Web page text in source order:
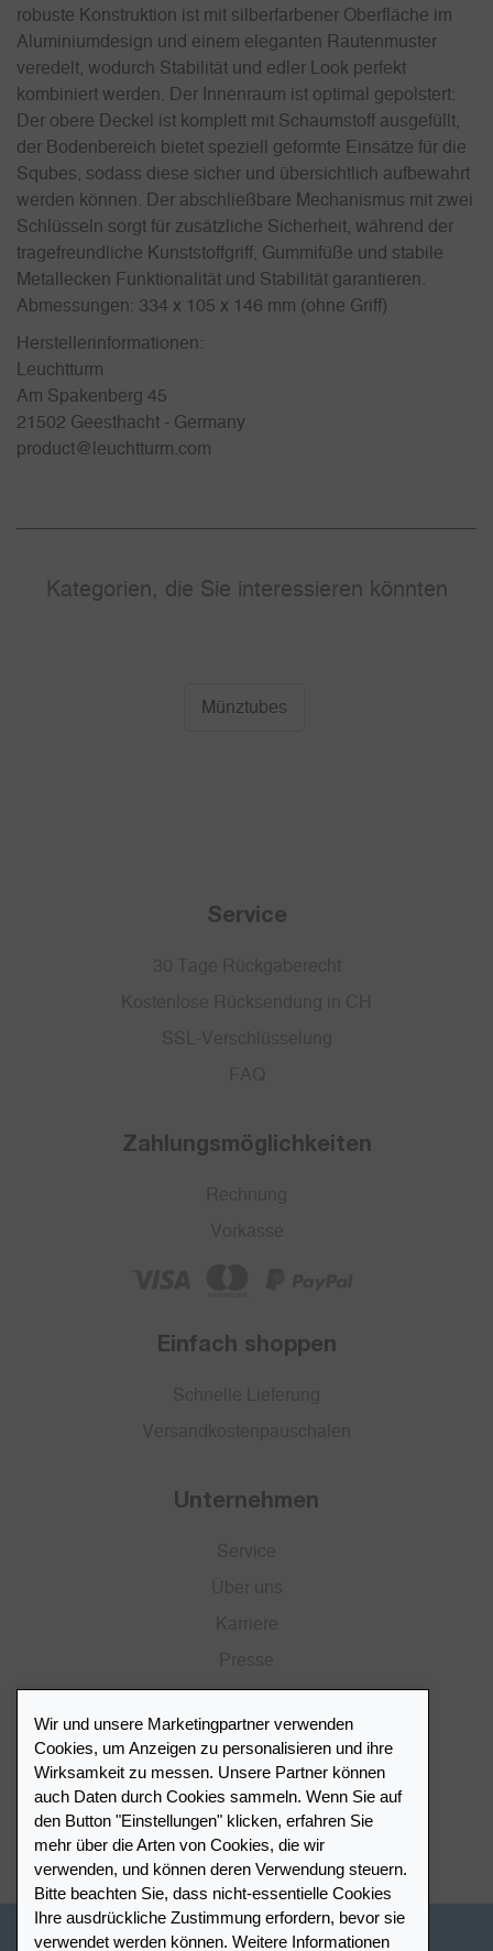
robuste Konstruktion ist mit silberfarbener Oberfläche im
Aluminiumdesign und einem eleganten Rautenmuster
veredelt, wodurch Stabilität und edler Look perfekt
kombiniert werden. Der Innenraum ist optimal gepolstert:
Der obere Deckel ist komplett mit Schaumstoff ausgefüllt,
der Bodenbereich bietet speziell geformte Einsätze für die
Squbes, sodass diese sicher und übersichtlich aufbewahrt
werden können. Der abschließbare Mechanismus mit zwei
Schlüsseln sorgt für zusätzliche Sicherheit, während der
tragefreundliche Kunststoffgriff, Gummifüße und stabile
Metallecken Funktionalität und Stabilität garantieren.
Abmessungen: 334 x 105 x 146 mm (ohne Griff)
Herstellerinformationen:
Leuchtturm
Am Spakenberg 45
21502 Geesthacht - Germany
product@leuchtturm.com
Kategorien, die Sie interessieren könnten
Münztubes
Service
Zahlungsmöglichkeiten
Einfach shoppen
Unternehmen
Händlerportal
Händlerverzeichnis
Meinen Leuchtturm Händler finden
Wir und unsere Marketingpartner verwenden
Cookies, um Anzeigen zu personalisieren und ihre
Wirksamkeit zu messen. Unsere Partner können
auch Daten durch Cookies sammeln. Wenn Sie auf
den Button "Einstellungen" klicken, erfahren Sie
mehr über die Arten von Cookies, die wir
verwenden, und können deren Verwendung steuern.
Bitte beachten Sie, dass nicht-essentielle Cookies
Ihre ausdrückliche Zustimmung erfordern, bevor sie
verwendet werden können. Weitere Informationen
Schweiz - Deutsch